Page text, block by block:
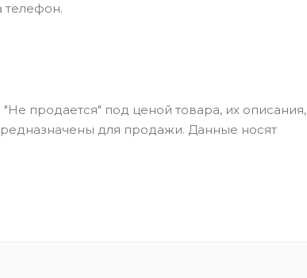
телефон.
продается" под ценой товара, их описания,
для продажи. Данные носят